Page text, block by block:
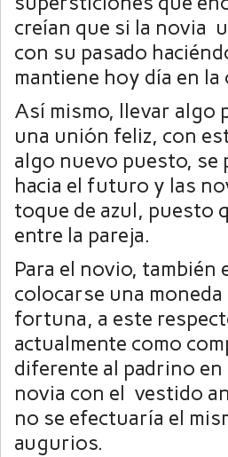
creían que si la novia
con su pasado
mantiene hoy día en
Así mismo, llevar algo
una unión feliz, con
algo nuevo puesto, se
hacia el futuro y las
toque de azul, puesto
entre la pareja.
Para el novio,
colocarse una
fortuna, a este
actualmente como
diferente al padrino en
novia con el vestido
no se efectuaría el
augurios.